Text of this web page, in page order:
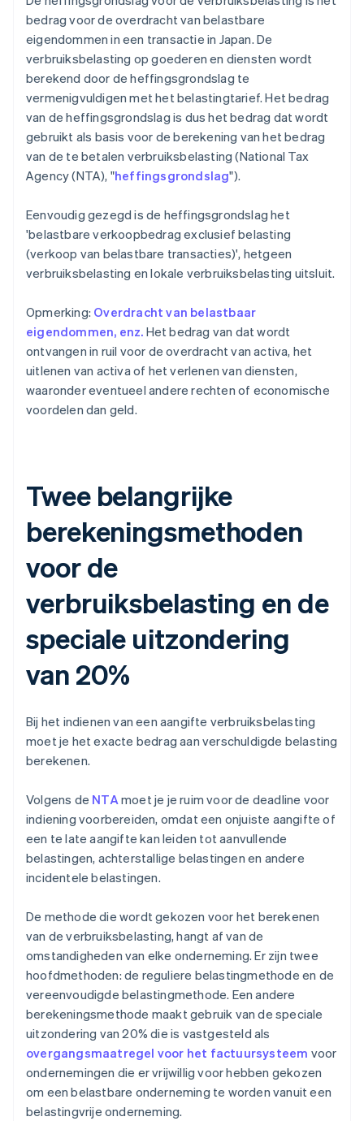
bedrag voor de overdracht van belastbare
eigendommen in een transactie in Japan. De
verbruiksbelasting op goederen en diensten wordt
berekend door de heffingsgrondslag te
vermenigvuldigen met het belastingtarief. Het bedrag
van de heffingsgrondslag is dus het bedrag dat wordt
gebruikt als basis voor de berekening van het bedrag
van de te betalen verbruiksbelasting (National Tax
Agency (NTA), "heffingsgrondslag").
Eenvoudig gezegd is de heffingsgrondslag het
'belastbare verkoopbedrag exclusief belasting
(verkoop van belastbare transacties)', hetgeen
verbruiksbelasting en lokale verbruiksbelasting uitsluit.
Opmerking: Overdracht van belastbaar
eigendommen, enz. Het bedrag van dat wordt
ontvangen in ruil voor de overdracht van activa, het
uitlenen van activa of het verlenen van diensten,
waaronder eventueel andere rechten of economische
voordelen dan geld.
Twee belangrijke
berekeningsmethoden
voor de
verbruiksbelasting en de
speciale uitzondering
van 20%
Bij het indienen van een aangifte verbruiksbelasting
moet je het exacte bedrag aan verschuldigde belasting
berekenen.
Volgens de NTAmoet je je ruim voor de deadline voor
indiening voorbereiden, omdat een onjuiste aangifte of
een te late aangifte kan leiden tot aanvullende
belastingen, achterstallige belastingen en andere
incidentele belastingen.
De methode die wordt gekozen voor het berekenen
van de verbruiksbelasting, hangt af van de
omstandigheden van elke onderneming. Er zijn twee
hoofdmethoden: de reguliere belastingmethode en de
vereenvoudigde belastingmethode. Een andere
berekeningsmethode maakt gebruik van de speciale
uitzondering van 20% die is vastgesteld als
overgangsmaatregel voor het factuursysteem voor
ondernemingen die er vrijwillig voor hebben gekozen
om een belastbare onderneming te worden vanuit een
belastingvrije onderneming.